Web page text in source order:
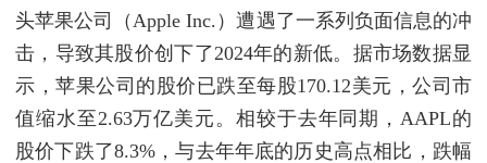
头苹果公司（Apple Inc.）遭遇了一系列负面信息的冲
击，导致其股价创下了2024年的新低。据市场数据显
示，苹果公司的股价已跌至每股170.12美元，公司市
值缩水至2.63万亿美元。相较于去年同期，AAPL的
股价下跌了8.3%，与去年年底的历史高点相比，跌幅